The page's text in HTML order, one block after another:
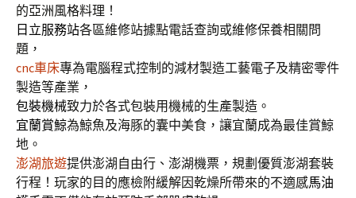
的亞洲風格料理！
日立服務站各區維修站據點電話查詢或維修保養相關問
題，
cnc車床專為電腦程式控制的減材製造工藝電子及精密零件
製造等產業，
包裝機械致力於各式包裝用機械的生產製造。
宜蘭賞鯨為鯨魚及海豚的囊中美食，讓宜蘭成為最佳賞鯨
地。
澎湖旅遊提供澎湖自由行、澎湖機票，規劃優質澎湖套裝
行程！玩家的目的應檢附緩解因乾燥所帶來的不適感馬油